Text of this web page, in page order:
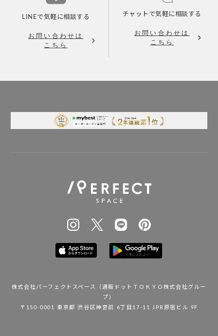
LINEで気軽に相談する
お問い合わせは
こちら
チャットで気軽に相談する
お問い合わせは
こちら
株式会社パーフェクトスペース
（通販ドットＴＯＫＹＯ株式会社グルー
プ）
〒150-0001 東京都 渋谷区神宮前 6丁目17-11 JPR原宿ビル 9F